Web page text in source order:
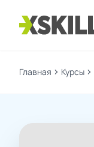
Главная chevron_right Курсы chevron_right